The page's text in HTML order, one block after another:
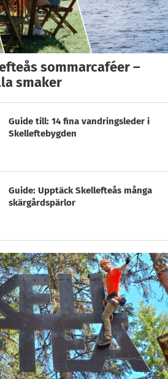
sommarcaféer –
smaker
Guide till: 14 fina vandringsleder i
Skelleftebygden
Guide: Upptäck Skellefteås många
skärgårdspärlor